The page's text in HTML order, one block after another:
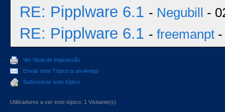
RE: Pipplware 6.1 - Negubill -
RE: Pipplware 6.1 - freemanpt
Ver Vista de Impressão
Enviar este Tópico a um Amigo
Subscrever este tópico
Utilizadores a ver este tópico: 1 Visitante(s)